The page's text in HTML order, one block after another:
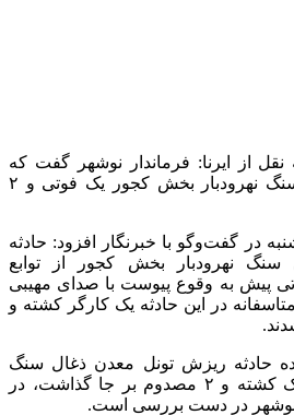
نقل از ایرنا: فرماندار نوشهر گفت که
ریزش تونل معدن ذغال سنگ نهرودبار بخش کجور یک فوتی و ۲
در گفت‌و‌گو با خبرنگار افزود: حادثه
نهرودبار بخش کجور از توابع
پیش به وقوع پیوست با صدای مهیبی
متاسفانه در این حادثه یک کارگر کشته و
حادثه ریزش تونل معدن ذغال سنگ
نهرودبار بخش کجور که یک کشته و ۲ مصدوم بر جا گذاشت، در
نوشهر در دست بررسی است.